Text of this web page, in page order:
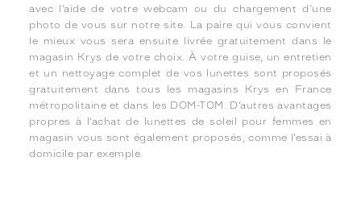
avec l’aide de votre webcam ou du chargement d’une
photo de vous sur notre site. La paire qui vous convient
le mieux vous sera ensuite livrée gratuitement dans le
magasin Krys de votre choix. À votre guise, un entretien
et un nettoyage complet de vos lunettes sont proposés
gratuitement dans tous les magasins Krys en France
métropolitaine et dans les DOM-TOM. D’autres avantages
propres à l’achat de lunettes de soleil pour femmes en
magasin vous sont également proposés, comme l’essai à
domicile par exemple.